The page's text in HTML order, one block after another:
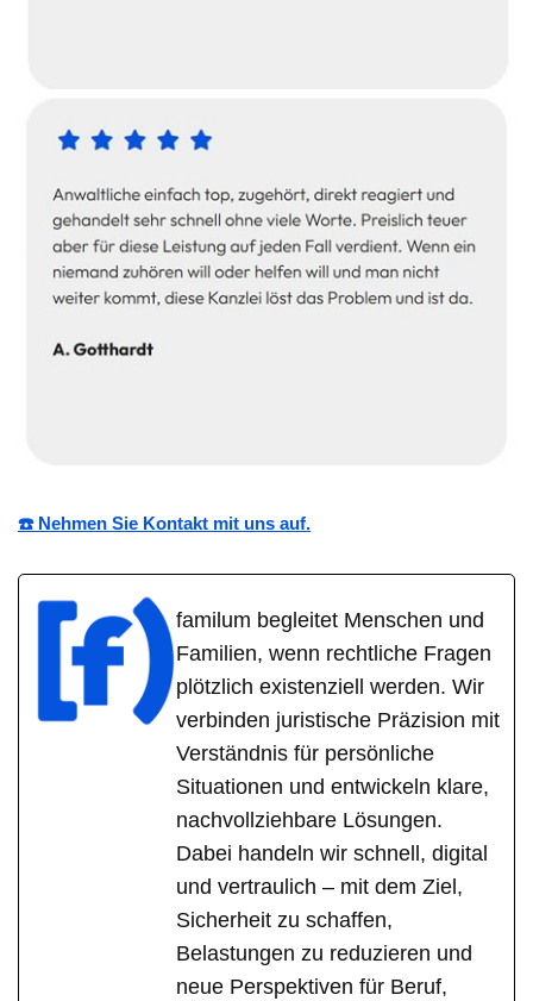
☎️ Nehmen Sie Kontakt mit uns auf.
familum begleitet Menschen und
Familien, wenn rechtliche Fragen
plötzlich existenziell werden. Wir
verbinden juristische Präzision mit
Verständnis für persönliche
Situationen und entwickeln klare,
nachvollziehbare Lösungen.
Dabei handeln wir schnell, digital
und vertraulich – mit dem Ziel,
Sicherheit zu schaffen,
Belastungen zu reduzieren und
neue Perspektiven für Beruf,